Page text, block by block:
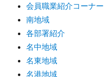
会員職業紹介コーナー
南地域
各部署紹介
名中地域
名東地域
名港地域